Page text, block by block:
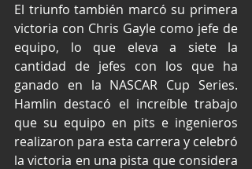
El triunfo también marcó su primera
victoria con Chris Gayle como jefe de
equipo, lo que eleva a siete la
cantidad de jefes con los que ha
ganado en la NASCAR Cup Series.
Hamlin destacó el increíble trabajo
que su equipo en pits e ingenieros
realizaron para esta carrera y celebró
la victoria en una pista que considera